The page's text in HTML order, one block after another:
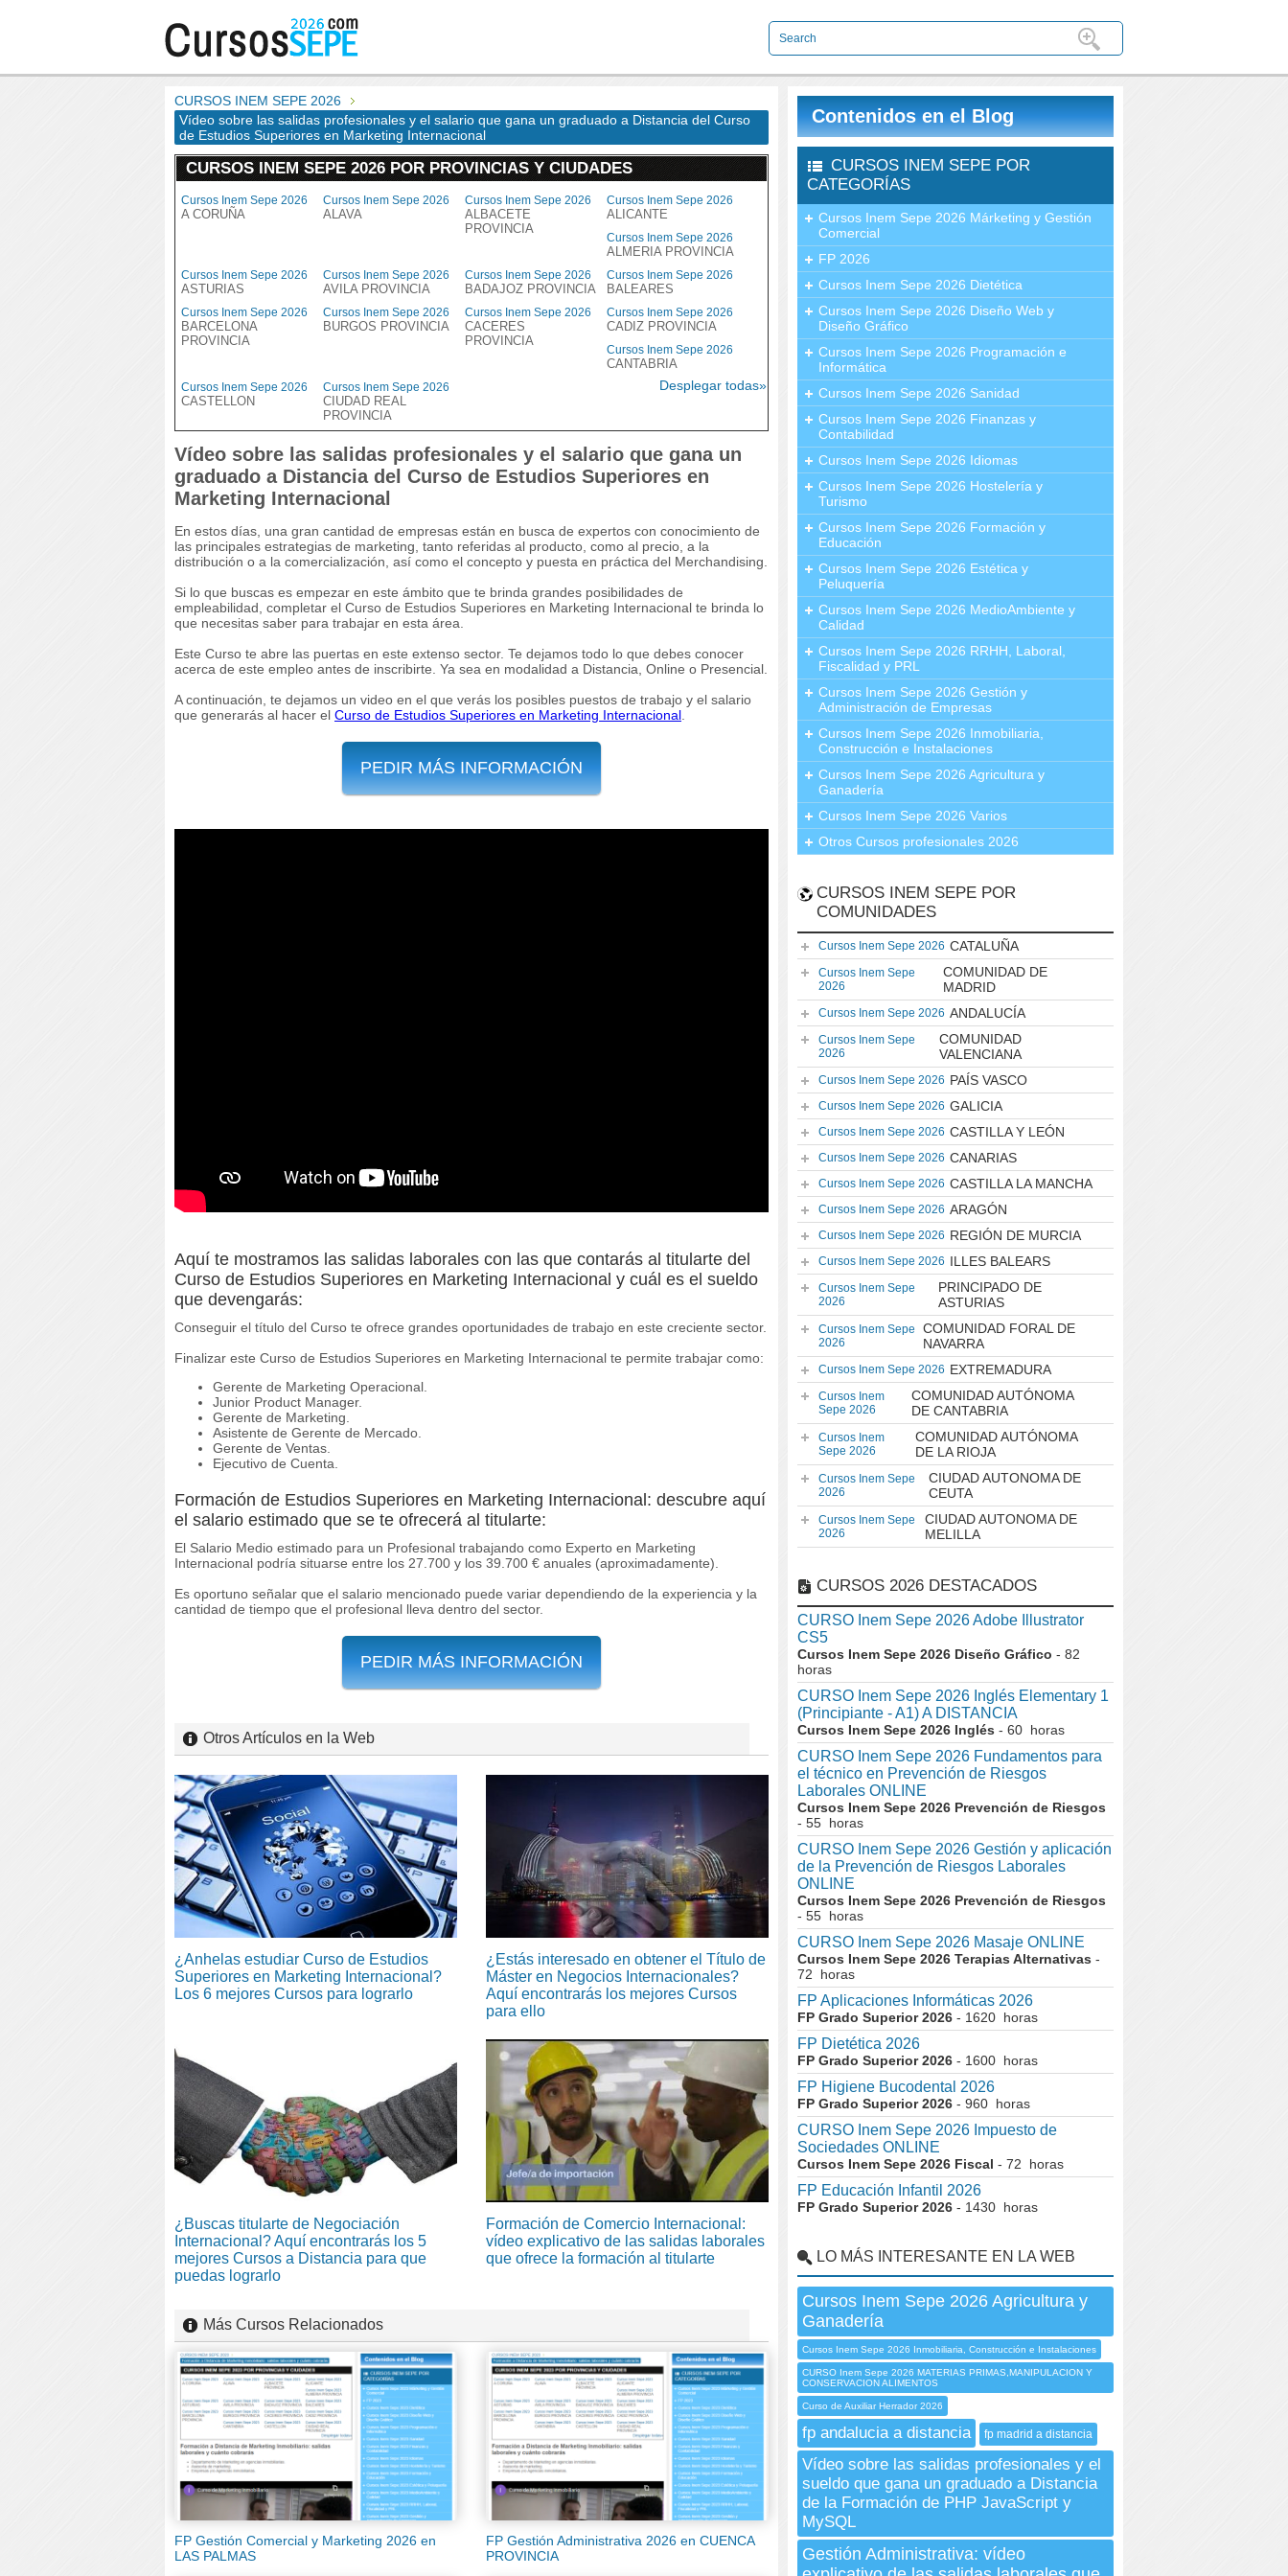
CURSOS INEM SEPE 2026
Vídeo sobre las salidas profesionales y el salario que gana un graduado a Distancia del Curso
de Estudios Superiores en Marketing Internacional
CURSOS INEM SEPE 2026 POR PROVINCIAS Y CIUDADES
Cursos Inem Sepe 2026
A CORUÑA
Cursos Inem Sepe 2026
ALAVA
Cursos Inem Sepe 2026
ALBACETE
PROVINCIA
Cursos Inem Sepe 2026
ALICANTE
Cursos Inem Sepe 2026
ALMERIA PROVINCIA
Cursos Inem Sepe 2026
ASTURIAS
Cursos Inem Sepe 2026
AVILA PROVINCIA
Cursos Inem Sepe 2026
BADAJOZ PROVINCIA
Cursos Inem Sepe 2026
BALEARES
Cursos Inem Sepe 2026
BARCELONA
PROVINCIA
Cursos Inem Sepe 2026
BURGOS PROVINCIA
Cursos Inem Sepe 2026
CACERES
PROVINCIA
Cursos Inem Sepe 2026
CADIZ PROVINCIA
Cursos Inem Sepe 2026
CANTABRIA
Cursos Inem Sepe 2026
CASTELLON
Cursos Inem Sepe 2026
CIUDAD REAL
PROVINCIA
Desplegar todas»
Vídeo sobre las salidas profesionales y el salario que gana un
graduado a Distancia del Curso de Estudios Superiores en
Marketing Internacional
En estos días, una gran cantidad de empresas están en busca de expertos con conocimiento de
las principales estrategias de marketing, tanto referidas al producto, como al precio, a la
distribución o a la comercialización, así como el concepto y puesta en práctica del Merchandising.
Si lo que buscas es empezar en este ámbito que te brinda grandes posibilidades de
empleabilidad, completar el Curso de Estudios Superiores en Marketing Internacional te brinda lo
que necesitas saber para trabajar en esta área.
Este Curso te abre las puertas en este extenso sector. Te dejamos todo lo que debes conocer
acerca de este empleo antes de inscribirte. Ya sea en modalidad a Distancia, Online o Presencial.
A continuación, te dejamos un video en el que verás los posibles puestos de trabajo y el salario
que generarás al hacer el Curso de Estudios Superiores en Marketing Internacional
PEDIR MÁS INFORMACIÓN
Aquí te mostramos las salidas laborales con las que contarás al titularte del
Curso de Estudios Superiores en Marketing Internacional y cuál es el sueldo
que devengarás:
Conseguir el título del Curso te ofrece grandes oportunidades de trabajo en este creciente sector.
Finalizar este Curso de Estudios Superiores en Marketing Internacional te permite trabajar como:
Gerente de Marketing Operacional.
Junior Product Manager.
Gerente de Marketing.
Asistente de Gerente de Mercado.
Gerente de Ventas.
Ejecutivo de Cuenta.
Formación de Estudios Superiores en Marketing Internacional: descubre aquí
el salario estimado que se te ofrecerá al titularte:
El Salario Medio estimado para un Profesional trabajando como Experto en Marketing
Internacional podría situarse entre los 27.700 y los 39.700 € anuales (aproximadamente).
Es oportuno señalar que el salario mencionado puede variar dependiendo de la experiencia y la
cantidad de tiempo que el profesional lleva dentro del sector.
PEDIR MÁS INFORMACIÓN
Otros Artículos en la Web
¿Anhelas estudiar Curso de Estudios
Superiores en Marketing Internacional?
Los 6 mejores Cursos para lograrlo
¿Estás interesado en obtener el Título de
Máster en Negocios Internacionales?
Aquí encontrarás los mejores Cursos
para ello
¿Buscas titularte de Negociación
Internacional? Aquí encontrarás los 5
mejores Cursos a Distancia para que
puedas lograrlo
Formación de Comercio Internacional:
vídeo explicativo de las salidas laborales
que ofrece la formación al titularte
Más Cursos Relacionados
FP Gestión Comercial y Marketing 2026 en
LAS PALMAS
FP Gestión Administrativa 2026 en CUENCA
PROVINCIA
Contenidos en el Blog
CURSOS INEM SEPE POR
CATEGORÍAS
Cursos Inem Sepe 2026 Márketing y Gestión
Comercial
FP 2026
Cursos Inem Sepe 2026 Dietética
Cursos Inem Sepe 2026 Diseño Web y
Diseño Gráfico
Cursos Inem Sepe 2026 Programación e
Informática
Cursos Inem Sepe 2026 Sanidad
Cursos Inem Sepe 2026 Finanzas y
Contabilidad
Cursos Inem Sepe 2026 Idiomas
Cursos Inem Sepe 2026 Hostelería y
Turismo
Cursos Inem Sepe 2026 Formación y
Educación
Cursos Inem Sepe 2026 Estética y
Peluquería
Cursos Inem Sepe 2026 MedioAmbiente y
Calidad
Cursos Inem Sepe 2026 RRHH, Laboral,
Fiscalidad y PRL
Cursos Inem Sepe 2026 Gestión y
Administración de Empresas
Cursos Inem Sepe 2026 Inmobiliaria,
Construcción e Instalaciones
Cursos Inem Sepe 2026 Agricultura y
Ganadería
Cursos Inem Sepe 2026 Varios
Otros Cursos profesionales 2026
CURSOS INEM SEPE POR
COMUNIDADES
Cursos Inem Sepe 2026 CATALUÑA
Cursos Inem Sepe
2026
COMUNIDAD DE
MADRID
Cursos Inem Sepe 2026 ANDALUCÍA
Cursos Inem Sepe
2026
COMUNIDAD
VALENCIANA
Cursos Inem Sepe 2026 PAÍS VASCO
Cursos Inem Sepe 2026 GALICIA
Cursos Inem Sepe 2026 CASTILLA Y LEÓN
Cursos Inem Sepe 2026 CANARIAS
Cursos Inem Sepe 2026 CASTILLA LA MANCHA
Cursos Inem Sepe 2026 ARAGÓN
Cursos Inem Sepe 2026 REGIÓN DE MURCIA
Cursos Inem Sepe 2026 ILLES BALEARS
Cursos Inem Sepe
2026
PRINCIPADO DE
ASTURIAS
Cursos Inem Sepe
2026
COMUNIDAD FORAL DE
NAVARRA
Cursos Inem Sepe 2026 EXTREMADURA
Cursos Inem
Sepe 2026
COMUNIDAD AUTÓNOMA
DE CANTABRIA
Cursos Inem
Sepe 2026
COMUNIDAD AUTÓNOMA
DE LA RIOJA
Cursos Inem Sepe
2026
CIUDAD AUTONOMA DE
CEUTA
Cursos Inem Sepe
2026
CIUDAD AUTONOMA DE
MELILLA
CURSOS 2026 DESTACADOS
CURSO Inem Sepe 2026 Adobe Illustrator
CS5
Cursos Inem Sepe 2026 Diseño Gráfico - 82
horas
CURSO Inem Sepe 2026 Inglés Elementary 1
(Principiante - A1) A DISTANCIA
Cursos Inem Sepe 2026 Inglés - 60 horas
CURSO Inem Sepe 2026 Fundamentos para
el técnico en Prevención de Riesgos
Laborales ONLINE
Cursos Inem Sepe 2026 Prevención de Riesgos
- 55 horas
CURSO Inem Sepe 2026 Gestión y aplicación
de la Prevención de Riesgos Laborales
ONLINE
Cursos Inem Sepe 2026 Prevención de Riesgos
- 55 horas
CURSO Inem Sepe 2026 Masaje ONLINE
Cursos Inem Sepe 2026 Terapias Alternativas -
72 horas
FP Aplicaciones Informáticas 2026
FP Grado Superior 2026 - 1620 horas
FP Dietética 2026
FP Grado Superior 2026 - 1600 horas
FP Higiene Bucodental 2026
FP Grado Superior 2026 - 960 horas
CURSO Inem Sepe 2026 Impuesto de
Sociedades ONLINE
Cursos Inem Sepe 2026 Fiscal - 72 horas
FP Educación Infantil 2026
FP Grado Superior 2026 - 1430 horas
LO MÁS INTERESANTE EN LA WEB
Cursos Inem Sepe 2026 Agricultura y
Ganadería
Cursos Inem Sepe 2026 Inmobiliaria, Construcción e Instalaciones
CURSO Inem Sepe 2026 MATERIAS PRIMAS,MANIPULACION Y
CONSERVACION ALIMENTOS
Curso de Auxiliar Herrador 2026
fp andalucia a distancia fp madrid a distancia
Vídeo sobre las salidas profesionales y el
sueldo que gana un graduado a Distancia
de la Formación de PHP JavaScript y
MySQL
Gestión Administrativa: vídeo